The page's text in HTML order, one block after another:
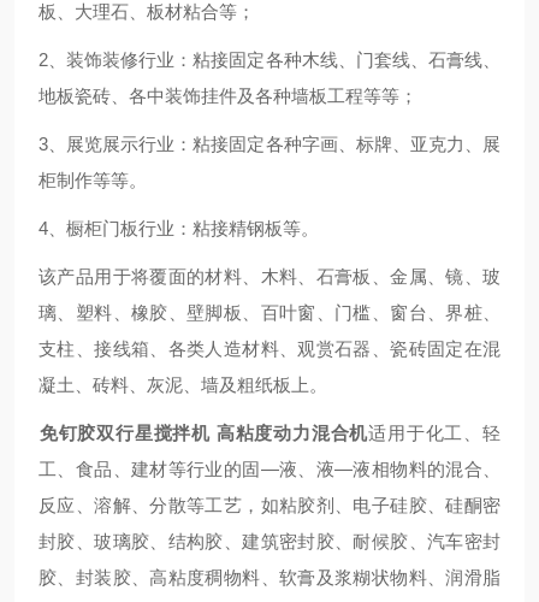
板、大理石、板材粘合等；
2、装饰装修行业：粘接固定各种木线、门套线、石膏线、
地板瓷砖、各中装饰挂件及各种墙板工程等等；
3、展览展示行业：粘接固定各种字画、标牌、亚克力、展
柜制作等等。
4、橱柜门板行业：粘接精钢板等。
该产品用于将覆面的材料、木料、石膏板、金属、镜、玻
璃、塑料、橡胶、壁脚板、百叶窗、门槛、窗台、界桩、
支柱、接线箱、各类人造材料、观赏石器、瓷砖固定在混
凝土、砖料、灰泥、墙及粗纸板上。
免钉胶双行星搅拌机 高粘度动力混合机适用于化工、轻
工、食品、建材等行业的固—液、液—液相物料的混合、
反应、溶解、分散等工艺，如粘胶剂、电子硅胶、硅酮密
封胶、玻璃胶、结构胶、建筑密封胶、耐候胶、汽车密封
胶、封装胶、高粘度稠物料、软膏及浆糊状物料、润滑脂